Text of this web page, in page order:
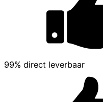
99% direct leverbaar